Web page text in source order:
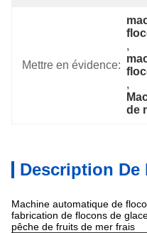
Mettre en évidence:
,
,
de
Description De
Machine automatique de
fabrication de flocons de
pêche de fruits de mer frais